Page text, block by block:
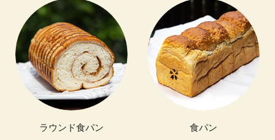
ラウンド食パン 食パン